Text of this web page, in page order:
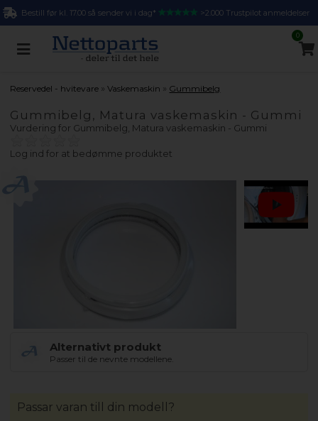
Bestill før kl. 17.00 så sender vi i dag* >2.000 Trustpilot anmeldelser
0
Reservedel - hvitevare »Vaskemaskin » Gummibelg
Gummibelg, Matura vaskemaskin - Gummi
Vurdering for Gummibelg, Matura vaskemaskin - Gummi
Log ind for at bedømme produktet
Alternativt produkt
Passer til de nevnte modellene.
Passar varan till din modell?